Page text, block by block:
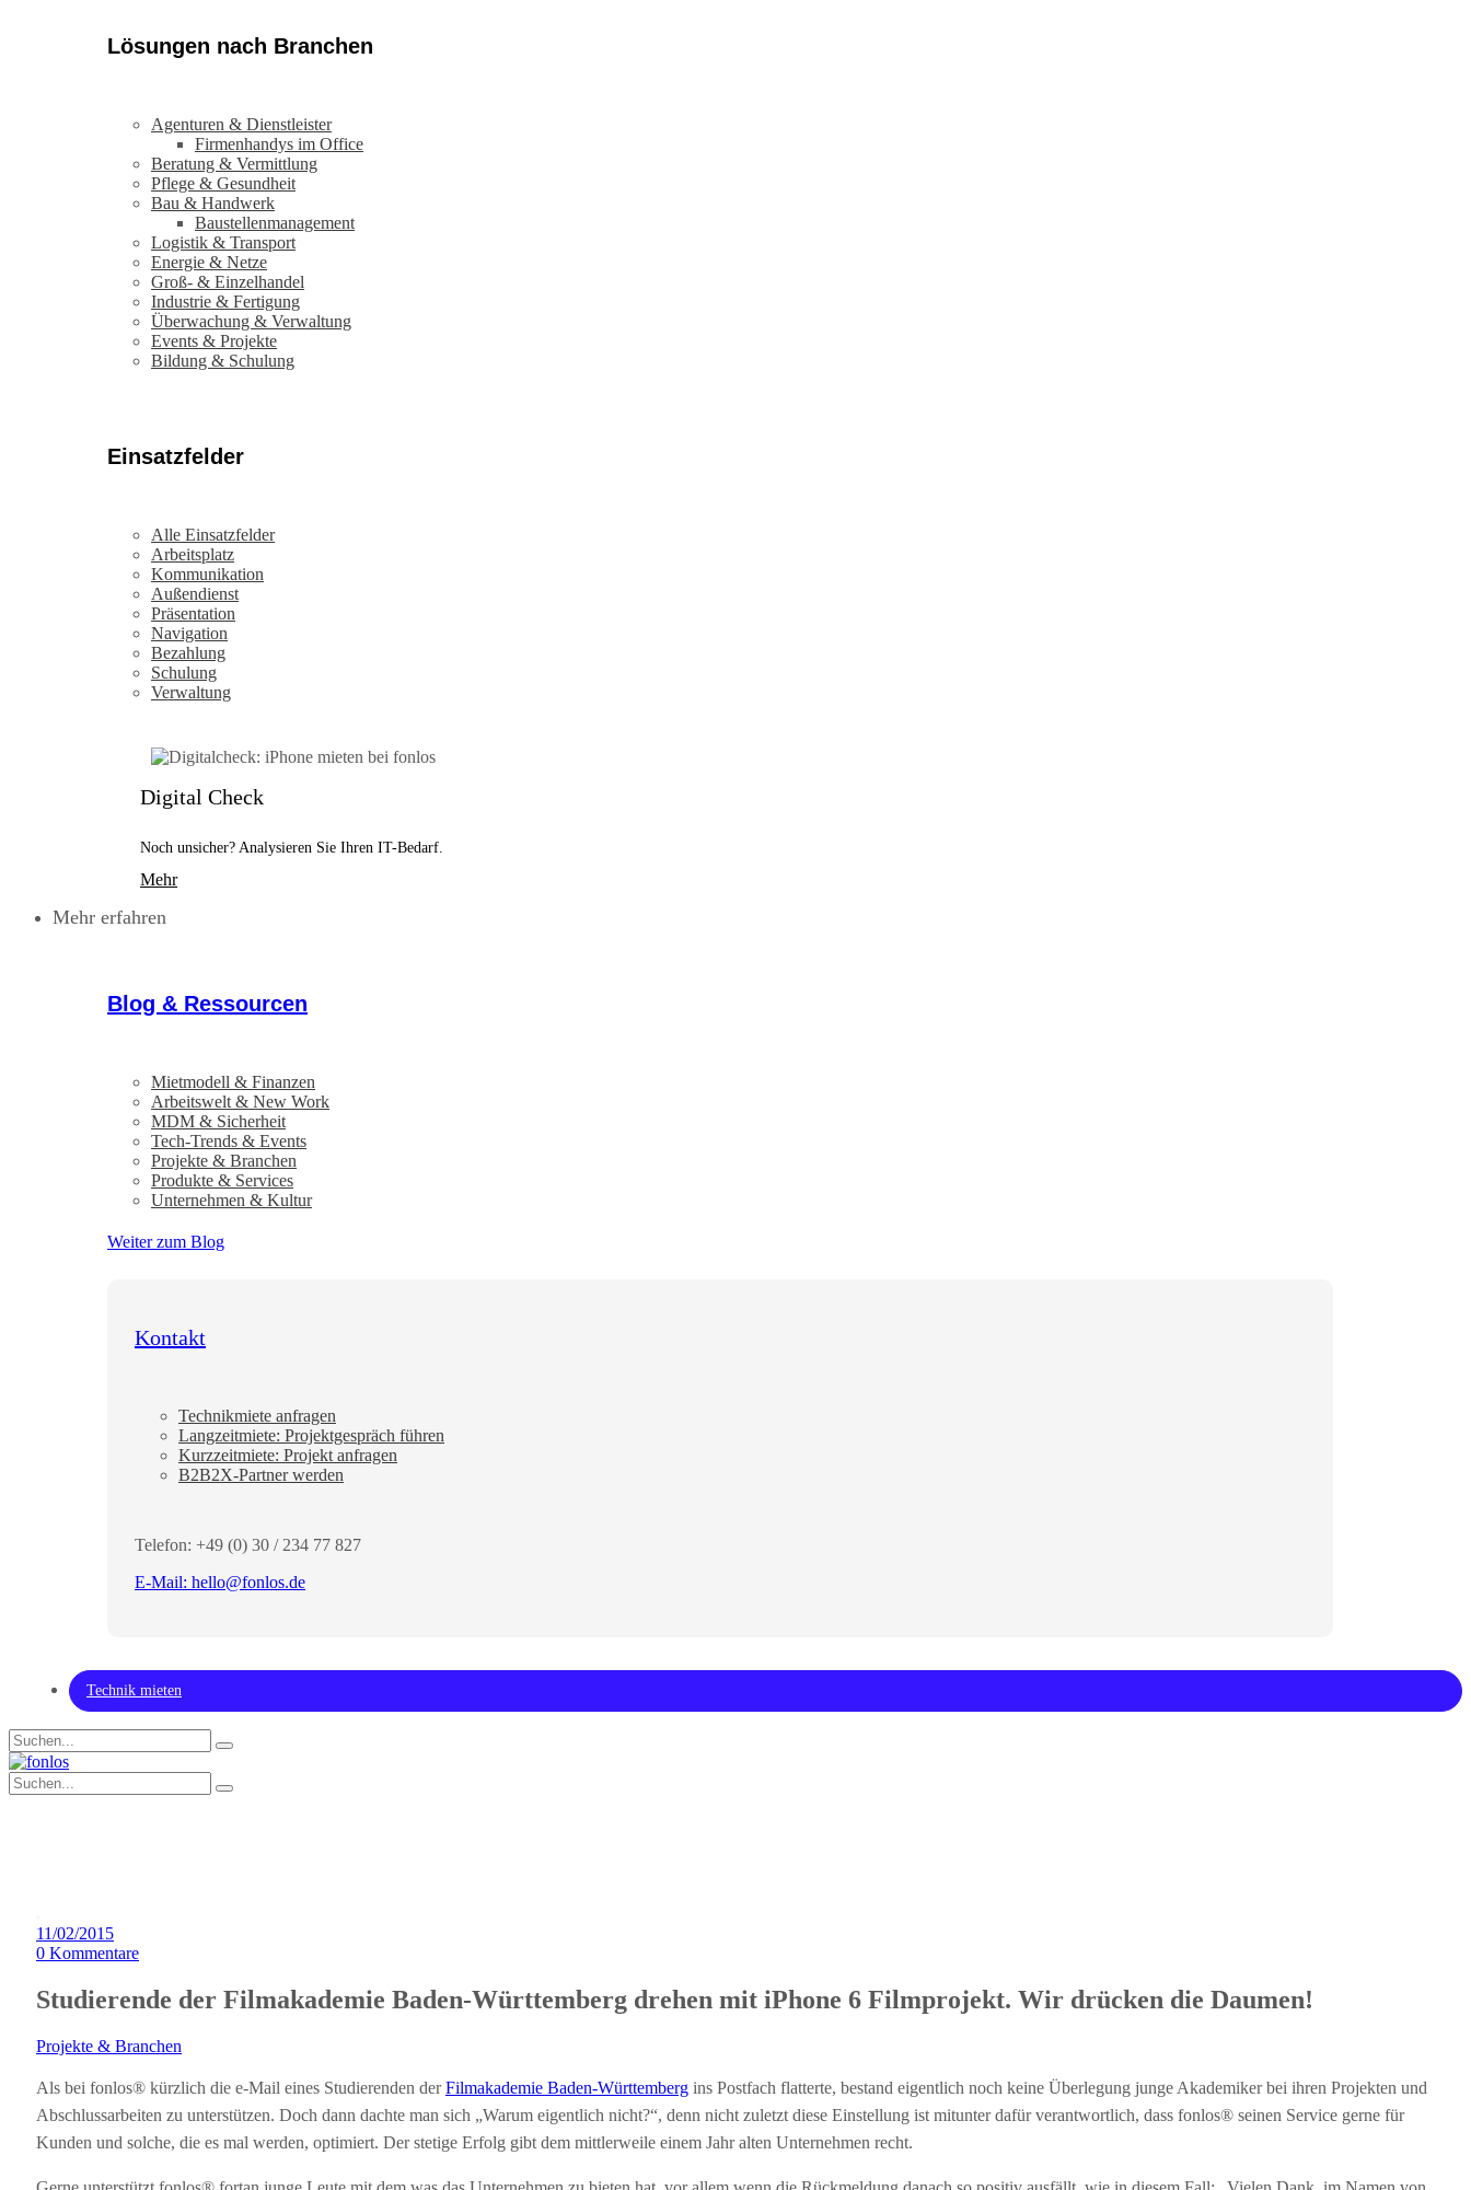
Lösungen nach Branchen
Agenturen & Dienstleister
Firmenhandys im Office
Beratung & Vermittlung
Pflege & Gesundheit
Bau & Handwerk
Baustellenmanagement
Logistik & Transport
Energie & Netze
Groß- & Einzelhandel
Industrie & Fertigung
Überwachung & Verwaltung
Events & Projekte
Bildung & Schulung
Einsatzfelder
Alle Einsatzfelder
Arbeitsplatz
Kommunikation
Außendienst
Präsentation
Navigation
Bezahlung
Schulung
Verwaltung
Digital Check
Noch unsicher? Analysieren Sie Ihren IT-Bedarf.
Mehr
Mehr erfahren
Blog & Ressourcen
Mietmodell & Finanzen
Arbeitswelt & New Work
MDM & Sicherheit
Tech-Trends & Events
Projekte & Branchen
Produkte & Services
Unternehmen & Kultur
Weiter zum Blog
Kontakt
Technikmiete anfragen
Langzeitmiete: Projektgespräch führen
Kurzzeitmiete: Projekt anfragen
B2B2X-Partner werden
Telefon: +49 (0) 30 / 234 77 827
E-Mail: hello@fonlos.de
Technik mieten
11/02/2015
0 Kommentare
Studierende der Filmakademie Baden-Württemberg drehen mit iPhone 6 Filmprojekt. Wir drücken die Daumen!
Projekte & Branchen
Als bei fonlos® kürzlich die e-Mail eines Studierenden derFilmakademie Baden-Württemberg ins Postfach flatterte, bestand eigentlich noch keine Überlegung junge Akademiker bei ihren Projekten und
Abschlussarbeiten zu unterstützen. Doch dann dachte man sich „Warum eigentlich nicht?“, denn nicht zuletzt diese Einstellung ist mitunter dafür verantwortlich, dass fonlos® seinen Service gerne für
Kunden und solche, die es mal werden, optimiert. Der stetige Erfolg gibt dem mittlerweile einem Jahr alten Unternehmen recht.